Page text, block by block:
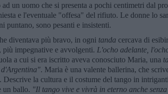
un uomo che si presenta a pochi centimetri dal
e l'eventuale "offesa" del rifiuto. Le donne lo
puntano, sono pesanti e insistenti.
diventava più bravo, in ogni tanda cercava di
più impegnative e avvolgenti. L'ocho adelante,
a cui si era iscritto aveva conosciuto Maria, una
. Maria è una valente ballerina, che
Descrive la cultura e il costume del tango in
un ballo. "Il tango vive e vivrà in eterno anche